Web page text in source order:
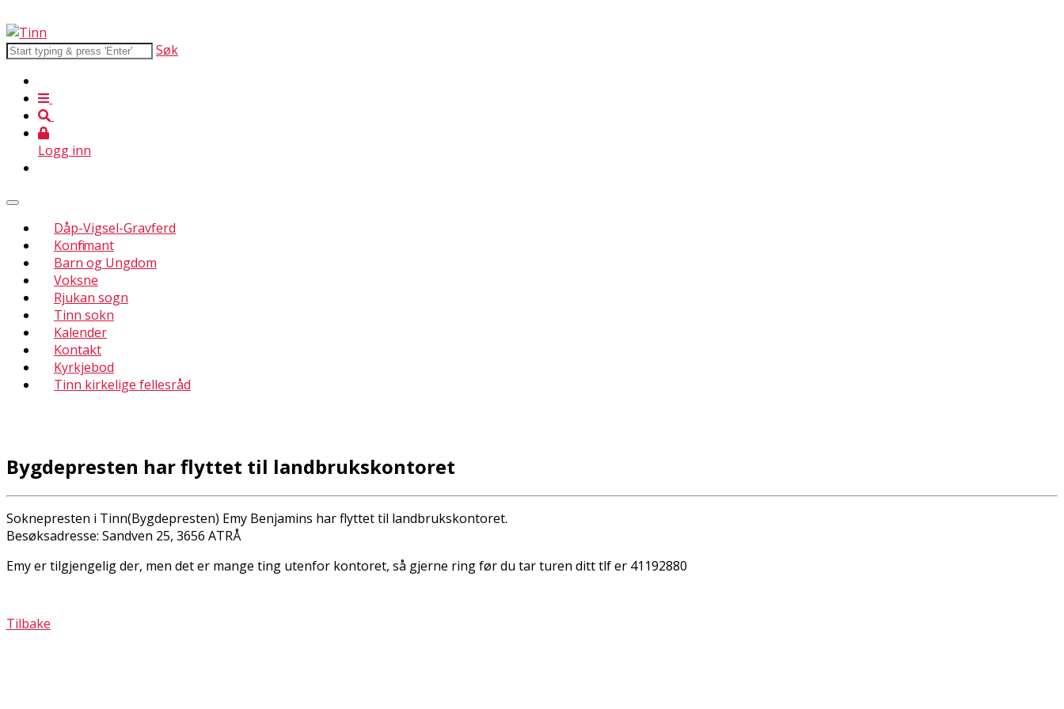
Søk
Logg inn
Dåp-Vigsel-Gravferd
Konfirmant
Barn og Ungdom
Voksne
Rjukan sogn
Tinn sokn
Kalender
Kontakt
Kyrkjebod
Tinn kirkelige fellesråd
Bygdepresten har flyttet til landbrukskontoret
Soknepresten i Tinn(Bygdepresten) Emy Benjamins har flyttet til landbrukskontoret.
Besøksadresse: Sandven 25, 3656 ATRÅ
Emy er tilgjengelig der, men det er mange ting utenfor kontoret, så gjerne ring før du tar turen ditt tlf er 41192880
Tilbake